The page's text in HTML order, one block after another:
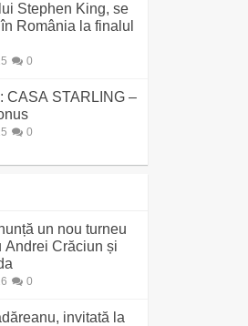
Stephen King, se
România la finalul
0
CASA STARLING –
0
un nou turneu
Andrei Crăciun și
0
invitată la